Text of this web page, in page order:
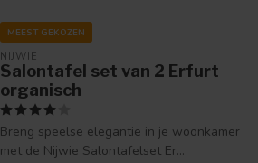
MEEST GEKOZEN
NIJWIE
Salontafel set van 2 Erfurt
organisch
Breng speelse elegantie in je woonkamer
met de Nijwie Salontafelset Er...